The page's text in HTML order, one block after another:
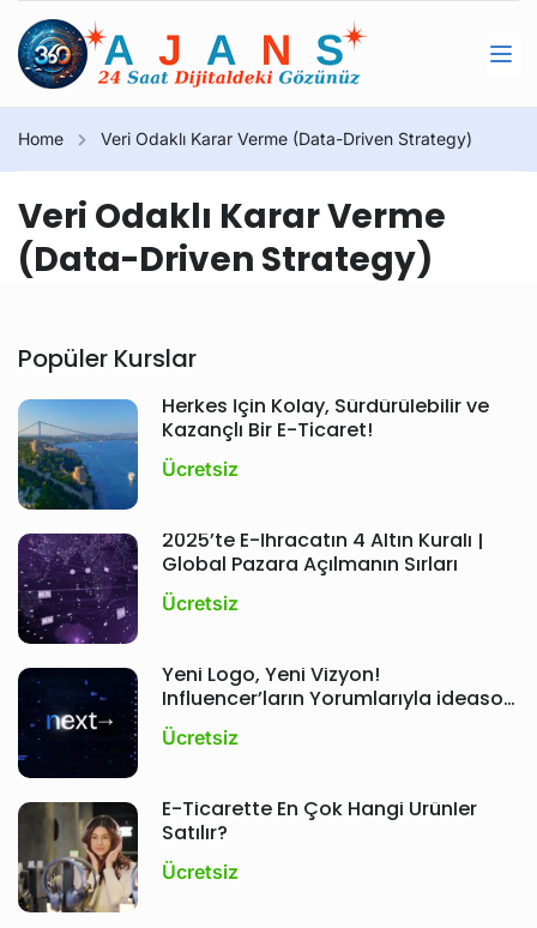
Home Veri Odaklı Karar Verme (Data-Driven Strategy)
Veri Odaklı Karar Verme
(Data-Driven Strategy)
Popüler Kurslar
Herkes İçin Kolay, Sürdürülebilir ve
Kazançlı Bir E-Ticaret!
Ücretsiz
2025’te E-İhracatın 4 Altın Kuralı |
Global Pazara Açılmanın Sırları
Ücretsiz
Yeni Logo, Yeni Vizyon!
Influencer’ların Yorumlarıyla ideasoft
Etkinliği ; Next
Ücretsiz
E-Ticarette En Çok Hangi Ürünler
Satılır?
Ücretsiz